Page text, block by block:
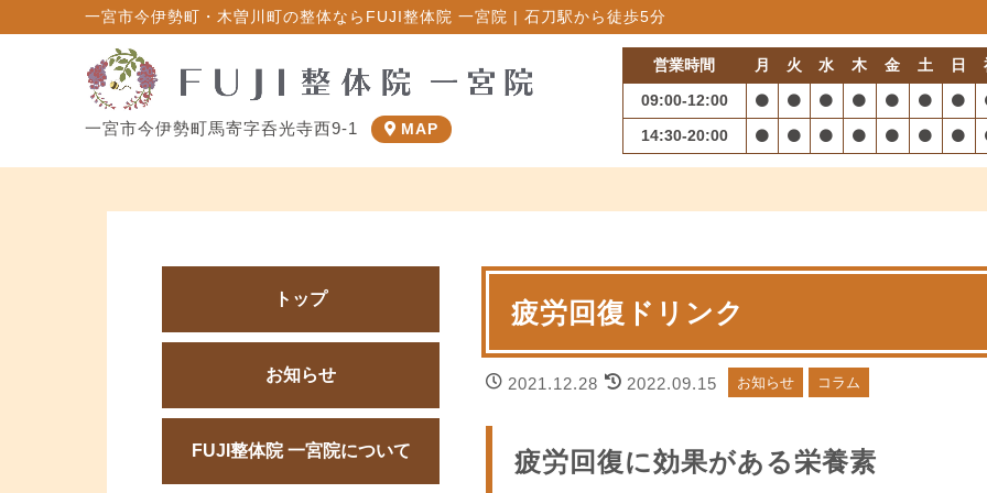
一宮市今伊勢町・木曽川町の整体ならFUJI整体院 一宮院 | 石刀駅から徒歩5分
一宮市今伊勢町馬寄字呑光寺西9-1 MAP
営業時間 月 火 水 木 金 土 日
09:00-12:00
14:30-20:00
疲労回復ドリンク
2021.12.28 2022.09.15 お知らせ コラム
疲労回復に効果がある栄養素
トップ
お知らせ
FUJI整体院 一宮院について